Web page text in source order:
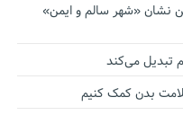
نشان «شهر سالم و ایمن»
تبدیل می‌کند
بدن کمک کنیم